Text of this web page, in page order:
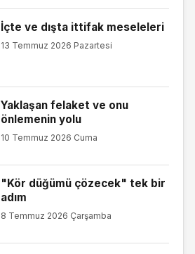
İçte ve dışta ittifak meseleleri
13 Temmuz 2026 Pazartesi
Yaklaşan felaket ve onu
önlemenin yolu
10 Temmuz 2026 Cuma
"Kör düğümü çözecek" tek bir
adım
8 Temmuz 2026 Çarşamba